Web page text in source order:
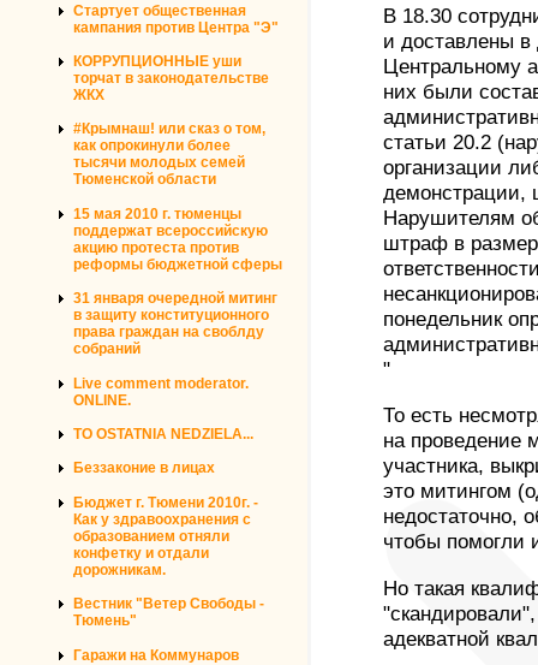
Стартует общественная
кампания против Центра "Э"
КОРРУПЦИОННЫЕ уши
торчат в законодательстве
ЖКХ
#Крымнаш! или сказ о том,
как опрокинули более
тысячи молодых семей
Тюменской области
15 мая 2010 г. тюменцы
поддержат всероссийскую
акцию протеста против
реформы бюджетной сферы
31 января очередной митинг
в защиту конституционного
права граждан на своблду
собраний
Live comment moderator.
ONLINE.
TO OSTATNIA NEDZIELA...
Беззаконие в лицах
Бюджет г. Тюмени 2010г. -
Как у здравоохранения с
образованием отняли
конфетку и отдали
дорожникам.
Вестник "Ветер Свободы -
Тюмень"
Гаражи на Коммунаров
В 18.30
и доставлены
Центральному
них были
статьи 20.2
организации
демонстрации,
Нарушителям
штраф в
понедельник
"
То есть
на проведение
участника,
это митингом
недостаточно,
чтобы помогли
Но такая
адекватной